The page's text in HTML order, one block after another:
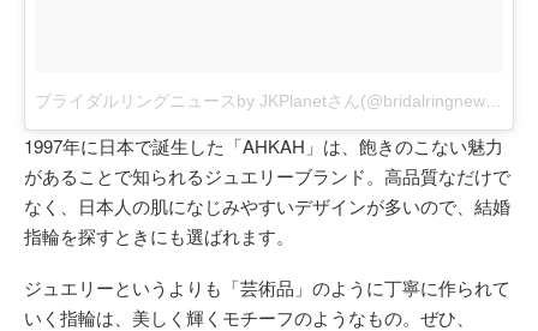
1997年に日本で誕生した「AHKAH」は、飽きのこない魅力
があることで知られるジュエリーブランド。高品質なだけで
なく、日本人の肌になじみやすいデザインが多いので、結婚
指輪を探すときにも選ばれます。
ジュエリーというよりも「芸術品」のように丁寧に作られて
いく指輪は、美しく輝くモチーフのようなもの。ぜひ、